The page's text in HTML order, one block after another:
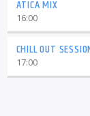
ATICA MIX
16:00
CHILL OUT
17:00